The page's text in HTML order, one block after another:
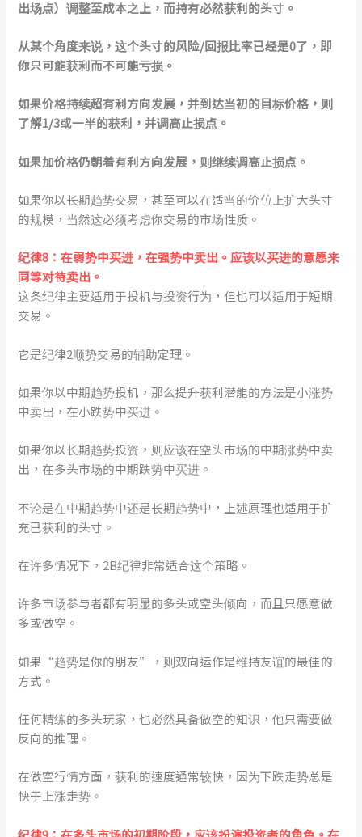
出场点）调整至成本之上，而持有必然获利的头寸。
从某个角度来说，这个头寸的风险/回报比率已经是0了，即
你只可能获利而不可能亏损。
如果价格持续超有利方向发展，并到达当初的目标价格，则
了解1/3或一半的获利，并调高止损点。
如果加价格仍朝着有利方向发展，则继续调高止损点。
如果你以长期趋势交易，甚至可以在适当的价位上扩大头寸
的规模，当然这必须考虑你交易的市场性质。
纪律8：在弱势中买进，在强势中卖出。应该以买进的意愿来
同等对待卖出。
这条纪律主要适用于投机与投资行为，但也可以适用于短期
交易。
它是纪律2顺势交易的辅助定理。
如果你以中期趋势投机，那么提升获利潜能的方法是小涨势
中卖出，在小跌势中买进。
如果你以长期趋势投资，则应该在空头市场的中期涨势中卖
出，在多头市场的中期跌势中买进。
不论是在中期趋势中还是长期趋势中，上述原理也适用于扩
充已获利的头寸。
在许多情况下，2B纪律非常适合这个策略。
许多市场参与者都有明显的多头或空头倾向，而且只愿意做
多或做空。
如果“趋势是你的朋友”，则双向运作是维持友谊的最佳的
方式。
任何精练的多头玩家，也必然具备做空的知识，他只需要做
反向的推理。
在做空行情方面，获利的速度通常较快，因为下跌走势总是
快于上涨走势。